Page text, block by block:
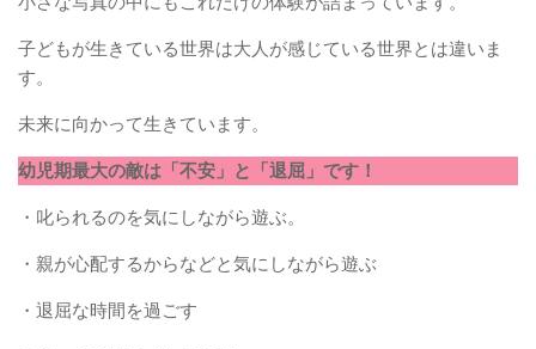
子どもが生きている世界は大人が感じている世界とは違いま
す。
未来に向かって生きています。
幼児期最大の敵は「不安」と「退屈」です！
・叱られるのを気にしながら遊ぶ。
・親が心配するからなどと気にしながら遊ぶ
・退屈な時間を過ごす